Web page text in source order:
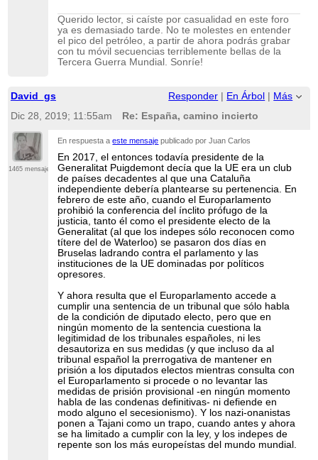
Querido lector, si caíste por casualidad en este foro
ya es demasiado tarde. No te molestes en entender
el pico del petróleo, a partir de ahora podrás grabar
con tu móvil secuencias terriblemente bellas de la
Tercera Guerra Mundial. Sonríe!
David_gs Responder En Árbol
Más
Dic 28, 2019; 11:55am
Re: España, camino incierto
1465 mensajes
En respuesta aeste mensaje publicado por Juan Carlos
En 2017, el entonces todavía presidente de la
Generalitat Puigdemont decía que la UE era un club
de países decadentes al que una Cataluña
independiente debería plantearse su pertenencia. En
febrero de este año, cuando el Europarlamento
prohibió la conferencia del ínclito prófugo de la
justicia, tanto él como el presidente electo de la
Generalitat (al que los indepes sólo reconocen como
títere del de Waterloo) se pasaron dos días en
Bruselas ladrando contra el parlamento y las
instituciones de la UE dominadas por políticos
opresores.
Y ahora resulta que el Europarlamento accede a
cumplir una sentencia de un tribunal que sólo habla
de la condición de diputado electo, pero que en
ningún momento de la sentencia cuestiona la
legitimidad de los tribunales españoles, ni les
desautoriza en sus medidas (y que incluso da al
tribunal español la prerrogativa de mantener en
prisión a los diputados electos mientras consulta con
el Europarlamento si procede o no levantar las
medidas de prisión provisional -en ningún momento
habla de las condenas definitivas- ni defiende en
modo alguno el secesionismo). Y los nazi-onanistas
ponen a Tajani como un trapo, cuando antes y ahora
se ha limitado a cumplir con la ley, y los indepes de
repente son los más europeístas del mundo mundial.